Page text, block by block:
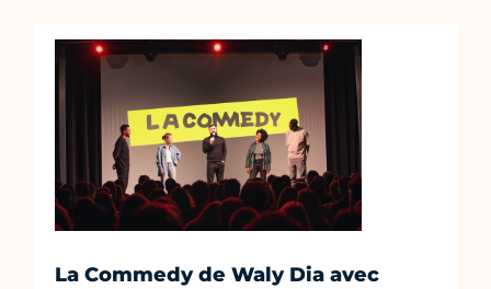
La Commedy de Waly Dia avec